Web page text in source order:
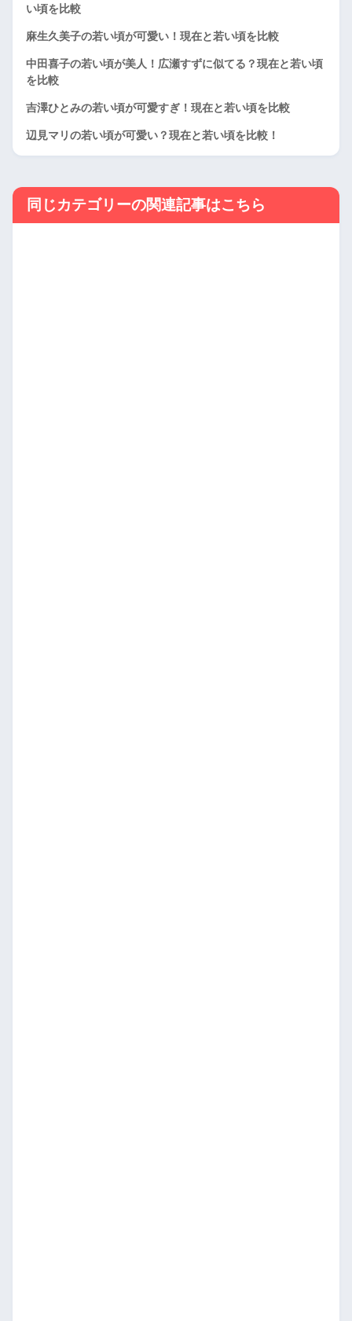
い頃を比較
麻生久美子の若い頃が可愛い！現在と若い頃を比較
中田喜子の若い頃が美人！広瀬すずに似てる？現在と若い頃
を比較
吉澤ひとみの若い頃が可愛すぎ！現在と若い頃を比較
辺見マリの若い頃が可愛い？現在と若い頃を比較！
同じカテゴリーの関連記事はこちら